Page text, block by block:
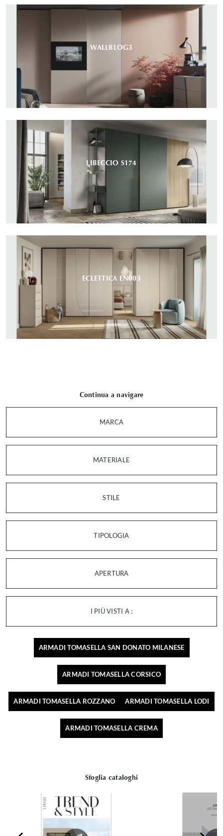
WALLBLOG3
LIBECCIO S174
ECLETTICA EN003
Continua a navigare
MARCA
MATERIALE
STILE
TIPOLOGIA
APERTURA
I PIÙ VISTI A :
ARMADI TOMASELLA SAN DONATO MILANESE
ARMADI TOMASELLA CORSICO
ARMADI TOMASELLA ROZZANO ARMADI TOMASELLA LODI
ARMADI TOMASELLA CREMA
Sfoglia cataloghi